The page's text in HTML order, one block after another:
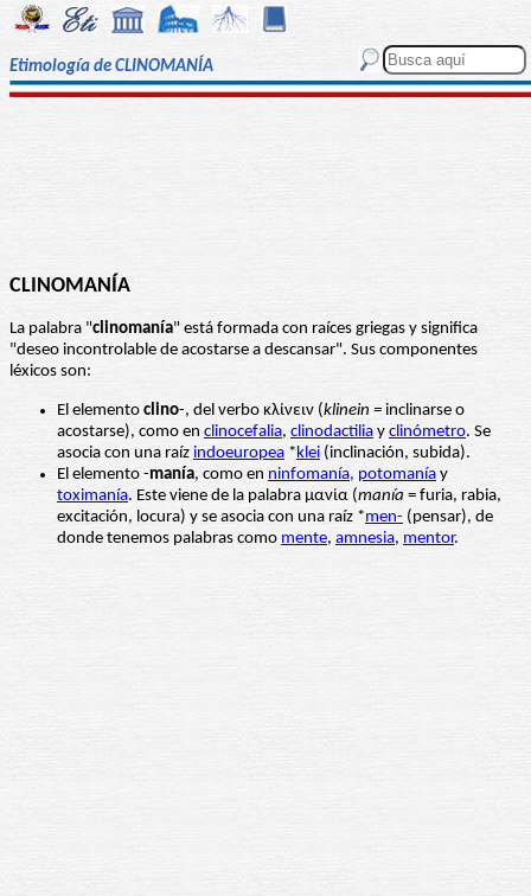
Etimología de CLINOMANÍA
CLINOMANÍA
La palabra "clinomanía" está formada con raíces griegas y significa
"deseo incontrolable de acostarse a descansar". Sus componentes
léxicos son:
El elemento clino-, del verbo κλίνειν (klinein = inclinarse o
acostarse), como en clinocefalia, clinodactilia y clinómetro. Se
asocia con una raíz indoeuropea *klei (inclinación, subida).
El elemento -manía, como en ninfomanía, potomanía y
toximanía. Este viene de la palabra μανία (manía = furia, rabia,
excitación, locura) y se asocia con una raíz *men- (pensar), de
donde tenemos palabras como mente, amnesia, mentor.